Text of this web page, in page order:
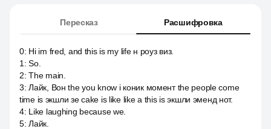
Пересказ Расшифровка
0: Hi im fred, and this is my life н роуз виз.
1 :So.
2:The main.
3:Лайк, Вон the you know i коник момент the people come
time is экшли зе cake is like like a this is экшли эменд нот.
4: Like laughing because we.
5:Лайк.